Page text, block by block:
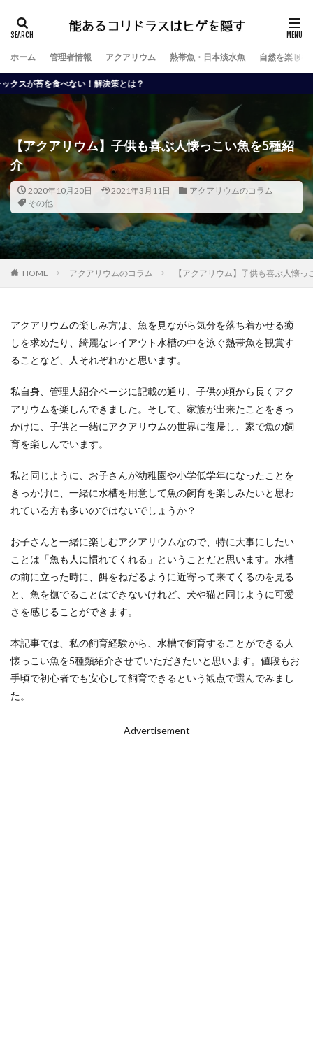
ホーム 管理者情報 アクアリウム 熱帯魚・日本淡水魚 自然を楽しむ
！解決策とは？
【アクアリウム】子供も喜ぶ人懐っこい魚を5種紹
介
2020年10月20日 2021年3月11日
アクアリウムのコラム
その他
HOME アクアリウムのコラム 【アクアリウム】子供も喜ぶ人懐っ
アクアリウムの楽しみ方は、魚を見ながら気分を落ち着かせる癒
しを求めたり、綺麗なレイアウト水槽の中を泳ぐ熱帯魚を観賞す
ることなど、人それぞれかと思います。
私自身、管理人紹介ページに記載の通り、子供の頃から長くアク
アリウムを楽しんできました。そして、家族が出来たことをきっ
かけに、子供と一緒にアクアリウムの世界に復帰し、家で魚の飼
育を楽しんでいます。
私と同じように、お子さんが幼稚園や小学低学年になったことを
きっかけに、一緒に水槽を用意して魚の飼育を楽しみたいと思わ
れている方も多いのではないでしょうか？
お子さんと一緒に楽しむアクアリウムなので、特に大事にしたい
ことは「魚も人に慣れてくれる」ということだと思います。水槽
の前に立った時に、餌をねだるように近寄って来てくるのを見る
と、魚を撫でることはできないけれど、犬や猫と同じように可愛
さを感じることができます。
本記事では、私の飼育経験から、水槽で飼育することができる人
懐っこい魚を5種類紹介させていただきたいと思います。値段もお
手頃で初心者でも安心して飼育できるという観点で選んでみまし
た。
Advertisement